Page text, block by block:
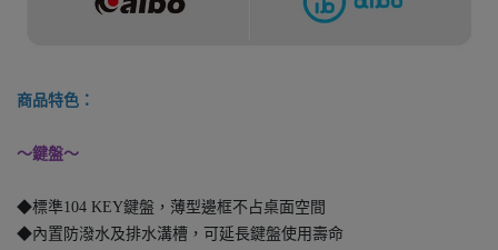
商品特色：
～鍵盤～
◆標準104 KEY鍵盤，薄型邊框不占桌面空間
◆內置防潑水及排水溝槽，可延長鍵盤使用壽命